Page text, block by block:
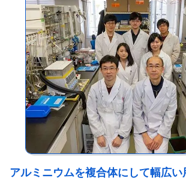
アルミニウムを複合体にして幅広い